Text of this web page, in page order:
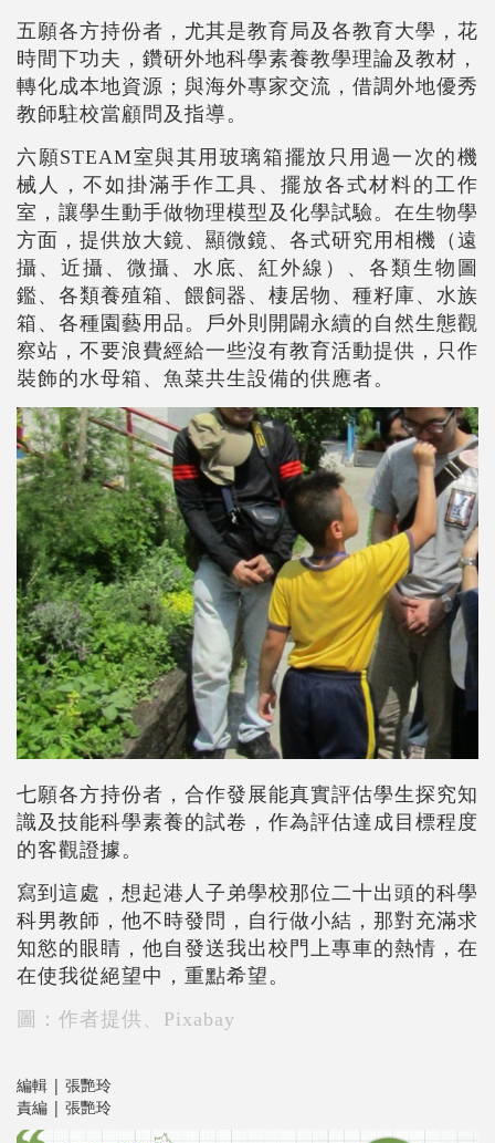
五願各方持份者 ，尤其是教育局及各教育大學， 花
時間下功夫 ， 鑽研外地科學素養教學理論及教材 ，
轉化成本地資源 ；與海外專家交流，借調外地優秀
教師駐校當顧問及指導 。
六願STEAM室與其用玻璃箱擺放只用過一次的機
械人，不如掛滿手作工具、擺放各式材料的工作
室 ， 讓學生動手做物理模型及化學試驗 。在生物學
方面 ，提供放大鏡、顯微鏡、各式研究用相機 （遠
攝、近攝、微攝、水底、紅外線 ） 、各類生物圖
鑑、 各類養殖箱、餵飼器、棲居物、種籽庫、水族
箱、各種園藝用品。戶外則 開闢永續的自然生態觀
察站，不要浪費經給一些沒有教育活動提供，只作
裝飾的水母箱 、魚菜共生設備的供應者。
七願各方持份者，合作發展能真實評估學生探究知
識及技能科學素養的試卷 ， 作為評估達成目標程度
的客觀證據。
寫到這處，想起港人子弟學校那位二十出頭的科學
科男教師 ，他不時發問，自行做小結， 那對充滿求
知慾的眼睛 ，他自發送我出校門上專車的熱情，在
在使我從絕望中，重點希望。
圖：作者提供、Pixabay
編輯 | 張艷玲
責編 | 張艷玲